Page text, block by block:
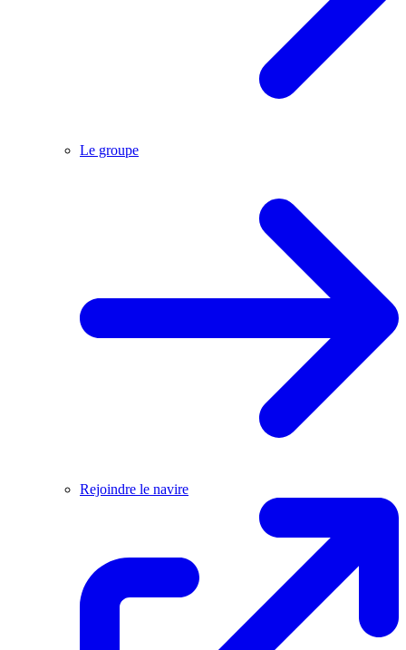
Le groupe
Rejoindre le navire